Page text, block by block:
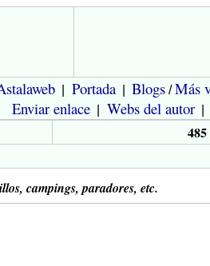
| Portada| Blogs /Más
Enviar enlace
Webs del autor|
campings, paradores, etc.